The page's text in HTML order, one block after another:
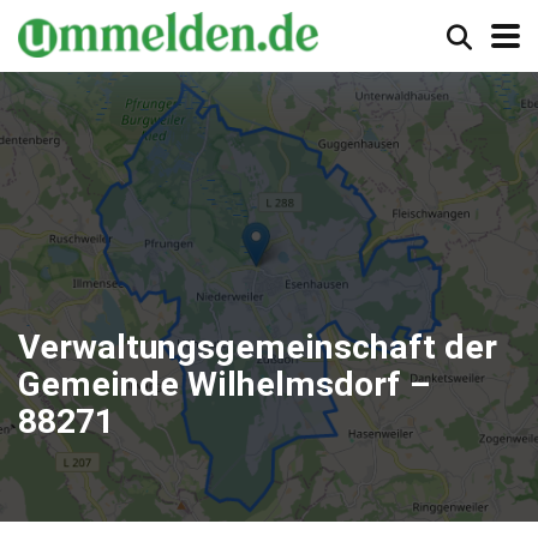
Verwaltungsgemeinschaft der
Gemeinde Wilhelmsdorf –
88271